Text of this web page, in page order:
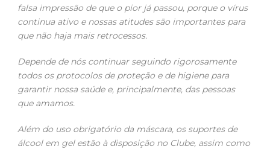
falsa impressão de que o pior já passou, porque o vírus
continua ativo e nossas atitudes são importantes para
que não haja mais retrocessos.
Depende de nós continuar seguindo rigorosamente
todos os protocolos de proteção e de higiene para
garantir nossa saúde e, principalmente, das pessoas
que amamos.
Além do uso obrigatório da máscara, os suportes de
álcool em gel estão à disposição no Clube, assim como